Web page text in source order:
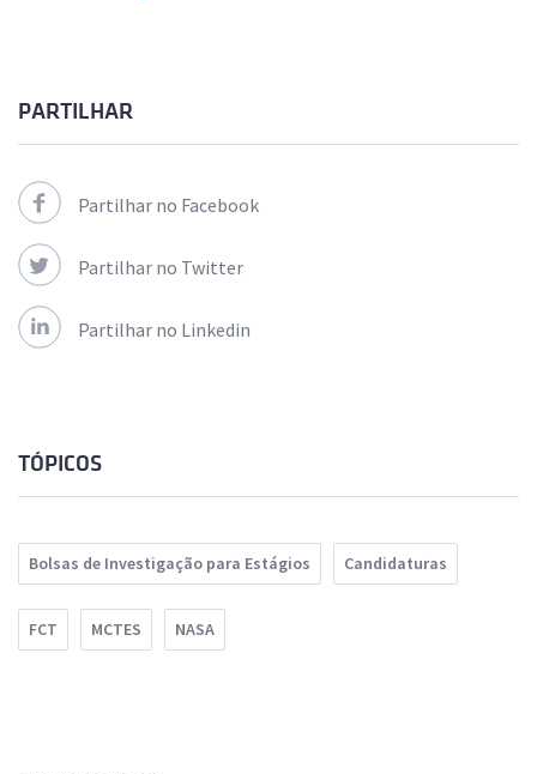
PARTILHAR
Partilhar no Facebook
Partilhar no Twitter
Partilhar no Linkedin
TÓPICOS
Bolsas de Investigação para Estágios Candidaturas
FCT MCTES NASA